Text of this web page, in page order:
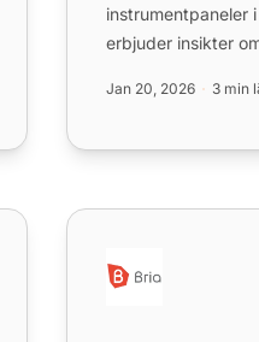
instrumentpaneler
erbjuder insikter
Jan 20, 2026 3 min
Bria (X-lite)